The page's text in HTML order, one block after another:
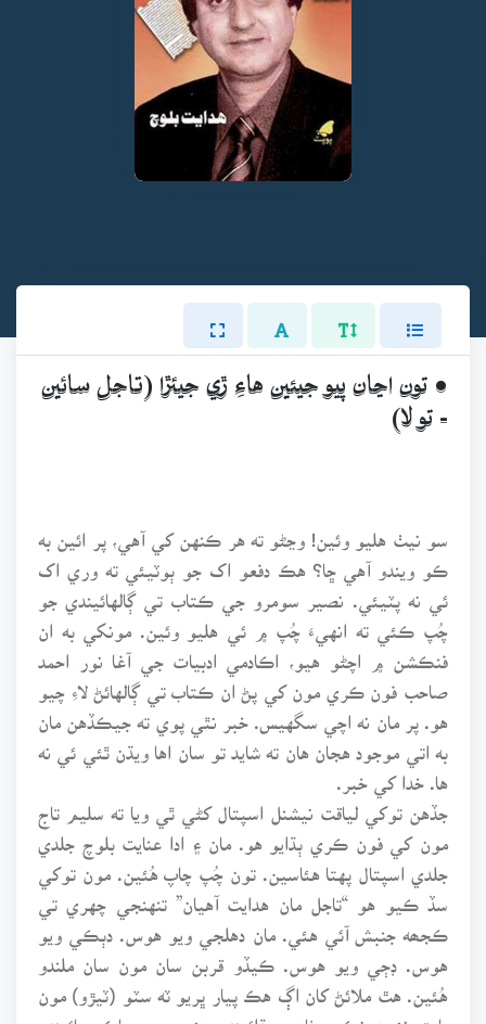
• تون اڃان پيو جيئين هاءِ ڙي جيئڙا (تاجل سائين
- تو لا)
سو نيٺ هليو وئين! وڃڻو ته هر ڪنهن کي آهي، پر ائين به
ڪو ويندو آهي ڇا؟ هڪ دفعو اک جو ٻوٽيئي ته وري اک
ئي نه پٽيئي. نصير سومرو جي ڪتاب تي ڳالهائيندي جو
چُپ ڪئي ته انهيءَ چُپ ۾ ئي هليو وئين. مونکي به ان
فنڪشن ۾ اچڻو هيو، اڪادمي ادبيات جي آغا نور احمد
صاحب فون ڪري مون کي پڻ ان ڪتاب تي ڳالهائڻ لاءِ چيو
هو. پر مان نه اچي سگهيس. خبر نٿي پوي ته جيڪڏهن مان
به اتي موجود هجان هان ته شايد تو سان اها ويڌن ٿئي ئي نه
ها. خدا کي خبر.
جڏهن توکي لياقت نيشنل اسپتال کڻي ٿي ويا ته سليم تاج
مون کي فون ڪري ٻڌايو هو. مان ۽ ادا عنايت بلوچ جلدي
جلدي اسپتال پهتا هئاسين. تون چُپ چاپ هُئين. مون توکي
سڏ ڪيو هو “تاجل مان هدايت آهيان” تنهنجي چهري تي
ڪجھه جنبش آئي هئي. مان دهلجي ويو هوس. دٻڪي ويو
هوس. ڊڄي ويو هوس. ڪيڏو قربن سان مون سان ملندو
هُئين. هٿ ملائڻ کان اڳ هڪ پيار ڀريو ٽه سٽو (ٽيڙو) مون
بابت نئون نڪور ٺاهي ٻڌائيندو هئين. پوءِ ڀاڪر پائيندو